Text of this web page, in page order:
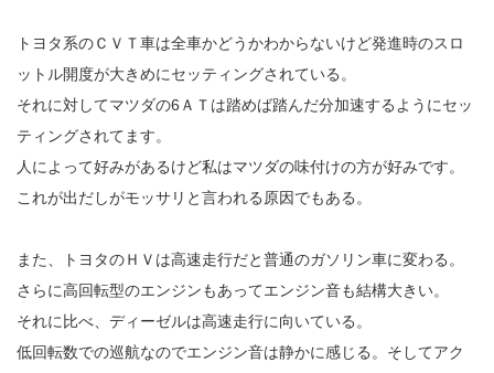
トヨタ系のＣＶＴ車は全車かどうかわからないけど発進時のスロ
ットル開度が大きめにセッティングされている。
それに対してマツダの6ＡＴは踏めば踏んだ分加速するようにセッ
ティングされてます。
人によって好みがあるけど私はマツダの味付けの方が好みです。
これが出だしがモッサリと言われる原因でもある。
また、トヨタのＨＶは高速走行だと普通のガソリン車に変わる。
さらに高回転型のエンジンもあってエンジン音も結構大きい。
それに比べ、ディーゼルは高速走行に向いている。
低回転数での巡航なのでエンジン音は静かに感じる。そしてアク